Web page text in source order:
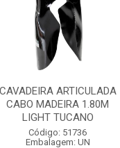
CAVADEIRA ARTICULADA
CABO MADEIRA 1.80M
LIGHT TUCANO
Código: 51736
Embalagem: UN